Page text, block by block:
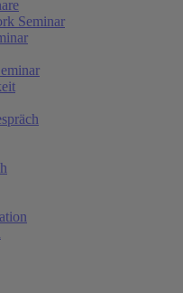
Seminar